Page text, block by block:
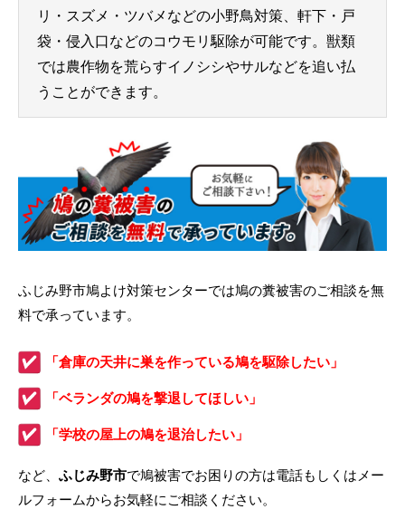
リ・スズメ・ツバメなどの小野鳥対策、軒下・戸
袋・侵入口などのコウモリ駆除が可能です。獣類
では農作物を荒らすイノシシやサルなどを追い払
うことができます。
ふじみ野市鳩よけ対策センターでは鳩の糞被害のご相談を無
料で承っています。
「倉庫の天井に巣を作っている鳩を駆除したい」
「ベランダの鳩を撃退してほしい」
「学校の屋上の鳩を退治したい」
など、 ふじみ野市で鳩被害でお困りの方は電話もしくはメー
ルフォームからお気軽にご相談ください。